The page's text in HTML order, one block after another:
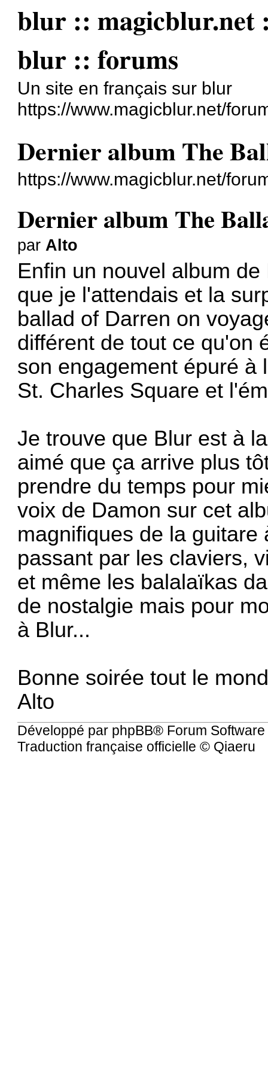
blur :: magicblur.net
blur :: forums
Un site en français sur blur
https://www.magicblur.net/
Dernier album The
https://www.magicblur.net/
Dernier album The
par Alto
Enfin un nouvel album
que je l'attendais et la
ballad of Darren on
différent de tout ce qu'on
son engagement épuré à
St. Charles Square et
Je trouve que Blur est à
aimé que ça arrive plus
prendre du temps pour
voix de Damon sur cet
magnifiques de la guitare
passant par les claviers,
et même les balalaïkas
de nostalgie mais pour
à Blur...
Bonne soirée tout le
Alto
Développé par phpBB® Forum
Traduction française officielle © Qiaeru